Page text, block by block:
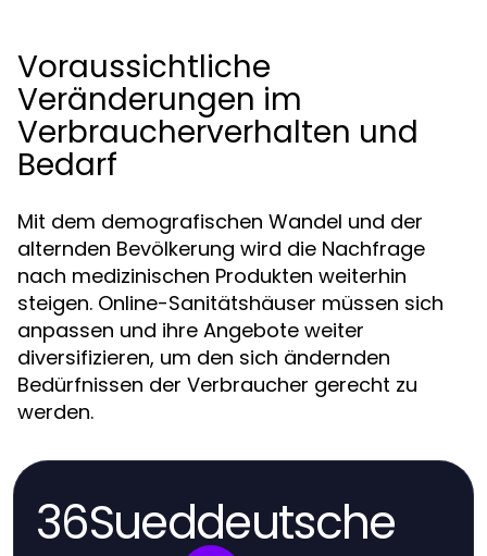
Voraussichtliche
Veränderungen im
Verbraucherverhalten und
Bedarf
Mit dem demografischen Wandel und der
alternden Bevölkerung wird die Nachfrage
nach medizinischen Produkten weiterhin
steigen. Online-Sanitätshäuser müssen sich
anpassen und ihre Angebote weiter
diversifizieren, um den sich ändernden
Bedürfnissen der Verbraucher gerecht zu
werden.
36Sueddeutsche